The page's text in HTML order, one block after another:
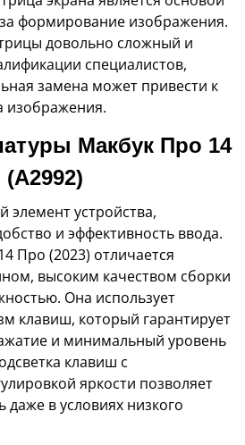
формирование изображения.
довольно сложный и
специалистов,
замена может привести к
изображения.
Макбук Про 14
(A2992)
элемент устройства,
и эффективность ввода.
Про (2023) отличается
высоким качеством сборки
Она использует
клавиш, который гарантирует
и минимальный уровень
клавиш с
яркости позволяет
в условиях низкого